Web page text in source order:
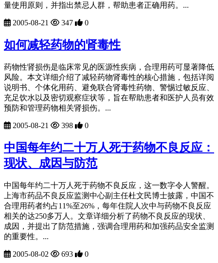
量使用原则，并指出禁忌人群，帮助患者正确用药。...
2005-08-21 347 0
如何减轻药物的肾毒性
药物性肾损伤是临床常见的医源性疾病，合理用药可显著降低
风险。本文详细介绍了减轻药物肾毒性的核心措施，包括详阅
说明书、个体化用药、避免联合肾毒性药物、警惕过敏反应、
充足饮水以及密切观察症状等，旨在帮助患者和医护人员有效
预防和管理药物相关肾损伤。...
2005-08-21 398 0
中国每年约二十万人死于药物不良反应：
现状、成因与防范
中国每年约二十万人死于药物不良反应，这一数字令人警醒。
上海市药品不良反应监测中心副主任杜文民博士披露，中国不
合理用药者约占11%至26%，每年住院人次中与药物不良反应
相关的达250多万人。文章详细分析了药物不良反应的现状、
成因，并提出了防范措施，强调合理用药和加强药品安全监测
的重要性。...
2005-08-02 693 0